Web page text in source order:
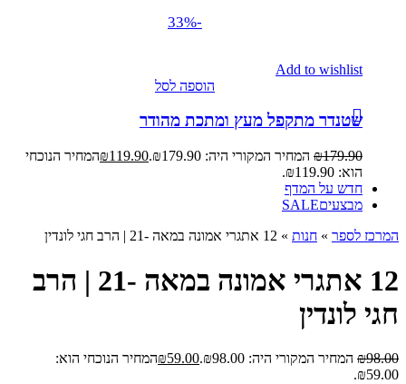
-33%
Add to wishlist
הוספה לסל
שטנדר מתקפל מעץ ומתכת מהודר
₪179.90 המחיר המקורי היה: ₪179.90. ₪119.90
המחיר הנוכחי
הוא: ₪119.90.
חדש על המדף
מבצעיםSALE
המרכז לספר » חנות » 12 אתגרי אמונה במאה -21 | הרב חגי לונדין
12 אתגרי אמונה במאה -21 | הרב
חגי לונדין
₪98.00 המחיר המקורי היה: ₪98.00. ₪59.00
המחיר הנוכחי הוא:
₪59.00.